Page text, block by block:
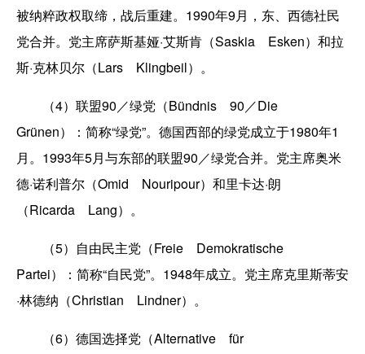
被纳粹政权取缔，战后重建。1990年9月，东、西德社民
党合并。党主席萨斯基娅·艾斯肯（Saskia Esken）和拉
斯·克林贝尔（Lars Klingbeil）。
（4）联盟90／绿党（Bündnis 90／Die
Grünen）：简称“绿党”。德国西部的绿党成立于1980年1
月。1993年5月与东部的联盟90／绿党合并。党主席奥米
德·诺利普尔（Omid Nouripour）和里卡达·朗
（Ricarda Lang）。
（5）自由民主党（Freie Demokratische
Partei）：简称“自民党”。1948年成立。党主席克里斯蒂安
·林德纳（Christian Lindner）。
（6）德国选择党（Alternative für